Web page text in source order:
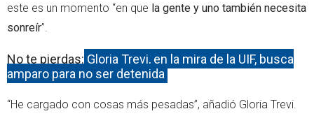
este es un momento “en que la gente y uno también necesita
sonreír”.
No te pierdas: Gloria Trevi, en la mira de la UIF, busca
amparo para no ser detenida
“He cargado con cosas más pesadas”, añadió Gloria Trevi.